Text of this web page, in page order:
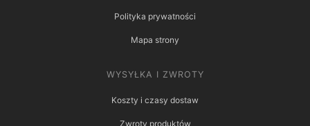
Polityka prywatności
Mapa strony
WYSYŁKA I ZWROTY
Koszty i czasy dostaw
Zwroty produktów